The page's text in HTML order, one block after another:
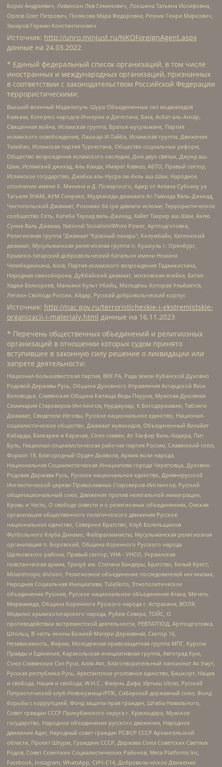
Борис Андреевич, Левинсон Лев Семенович, Локшина Татьяна Иосифовна,
Орлов Олег Петрович, Полякова Мара Федоровна, Резник Генри Маркович,
Захаров Герман Константинович
Источник: http://unro.minjust.ru/NKOForeignAgent.aspx
данные на 24.03.2022
* Единый федеральный список организаций, в том числе
иностранных и международных организаций, признанных
в соответствии с законодательством Российской Федерации
террористическими:
Высший военный Маджлисуль Шура Объединенных сил моджахедов
Кавказа, Конгресс народов Ичкерии и Дагестана, База, Асбат аль-Ансар,
Священная война, Исламская группа, Братья-мусульмане, Партия
исламского освобождения, Лашкар-И-Тайба, Исламская группа, Движение
Талибан, Исламская партия Туркестана, Общество социальных реформ,
Общество возрождения исламского наследия, Дом двух святых, Джунд аш-
Шам, Исламский джихад, Аль-Каида, Имарат Кавказ, АБТО, Правый сектор,
Исламское государство, Джабха аль-Нусра ли-Ахль аш-Шам, Народное
ополчение имени К. Минина и Д. Пожарского, Аджр от Аллаха Субхану уа
Тагьаля SHAM, АУМ Синрике, Муджахеды джамаата Ат-Тавхида Валь-Джихад,
Чистопольский Джамаат, Рохнамо ба суи давлати исломи, Террористическое
сообщество Сеть, Катиба Таухид валь-Джихад, Хайят Тахрир аш-Шам, Ахлю
Сунна Валь Джамаа, National Socialism/White Power, Артподготовка,
Религиозная группа “Джамаат “Красный пахарь”, Колумбайн, Хатлонский
джамаат, Мусульманская религиозная группа п. Кушкуль г. Оренбург,
Крымско-татарский добровольческий батальон имени Номана
Челебиджихана, Азов, Партия исламского возрождения Таджикистана,
Народная самооборона, Дуббайский джамаат, московская ячейка, Батал-
Хаджи Белхороев, Маньяки Культ Убийц, Молодёжь Которая Улыбается,
Легион Свобода России, Айдар, Русский добровольческий корпус
Источник: http://nac.gov.ru/terroristicheskie-i-ekstremistskie-
organizacii-i-materialy.html данные на 16.11.2023
* Перечень общественных объединений и религиозных
организаций в отношении которых судом принято
вступившее в законную силу решение о ликвидации или
запрете деятельности:
Национал-большевистская партия, ВЕК РА, Рада земли Кубанской Духовно
Родовой Державы Русь, Община Духовного Управления Асгардской Веси
Беловодья, Славянская Община Капища Веды Перуна, Мужская Духовная
Семинария Староверов-Инглингов, Нурджулар, К Богодержавию, Таблиги
Джамаат, Свидетели Иеговы, Русское национальное единство, Национал-
социалистическое общество, Джамаат мувахидов, Объединенный Вилайат
Кабарды, Балкарии и Карачая, Союз славян, Ат-Такфир Валь-Хиджра, Пит
Буль, Национал-социалистическая рабочая партия России, Славянский союз,
Формат-18, Благородный Орден Дьявола, Армия воли народа,
Национальная Социалистическая Инициатива города Череповца, Духовно-
Родовая Держава Русь, Русское национальное единство, Древнерусской
Инглистической церкви Православных Староверов-Инглингов, Русский
общенациональный союз, Движение против нелегальной иммиграции,
Кровь и Честь, О свободе совести и о религиозных объединениях, Омская
организация общественного политического движения Русское
национальное единство, Северное Братство, Клуб Болельщиков
Футбольного Клуба Динамо, Файзрахманисты, Мусульманская религиозная
организация п. Боровский, Община Коренного Русского народа
Щелковского района, Правый сектор, УНА - УНСО, Украинская
повстанческая армия, Тризуб им. Степана Бандеры, Братство, Белый Крест,
Misanthropic division, Религиозное объединение последователей инглиизма,
Народная Социальная Инициатива, TulaSkins, Этнополитическое
объединение Русские, Русское национальное объединение Атака, Мечеть
Мирмамеда, Община Коренного Русского народа г. Астрахани, ВОЛЯ,
Меджлис крымскотатарского народа, Рубеж Севера, ТОЙС, О
противодействии экстремистской деятельности, РЕВТАТПОД, Артподготовка,
Штольц, В честь иконы Божией Матери Державная, Сектор 16,
Независимость, Фирма, Молодежная правозащитная группа МПГ, Курсом
Правды и Единения, Каракольская инициативная группа, Автоград Крю,
Союз Славянских Сил Руси, Алля-Аят, Благотворительный пансионат Ак Умут,
Русская республика Русь, Арестантское уголовное единство, Башкорт, Нация
и свобода, Нация и свобода, W.H.С., Фалунь Дафа, Иртыш Ultras, Русский
Патриотический клуб-Новокузнецк/РПК, Сибирский державный союз, Фонд
борьбы с коррупцией, Фонд защиты прав граждан, Штабы Навального,
Совет граждан СССР Прикубанского округа г. Краснодара, Мужское
государство, Народное объединение русского движения, Народное
движение Адат, Народный совет граждан РСФСР СССР Архангельской
области, Проект Штурм, Граждане СССР, Держава Союз Советских Светлых
Родов, Совет Советских Социалистических Районов, Meta Platforms Inc,
Facebook, Instagram, WhatsApp, СИЧ-С14, Добровольческое Движение